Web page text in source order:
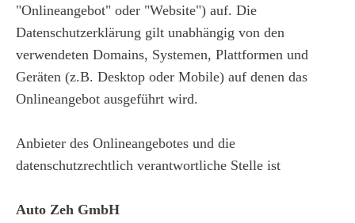
"Onlineangebot" oder "Website") auf. Die
Datenschutzerklärung gilt unabhängig von den
verwendeten Domains, Systemen, Plattformen und
Geräten (z.B. Desktop oder Mobile) auf denen das
Onlineangebot ausgeführt wird.
Anbieter des Onlineangebotes und die
datenschutzrechtlich verantwortliche Stelle ist
Auto Zeh GmbH